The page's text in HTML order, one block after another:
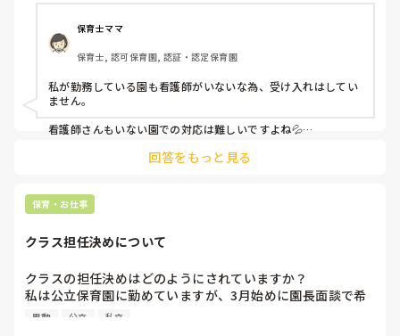
て…。
申し訳ないけど、お断りさせてもらった。
なんで児童発達支援センターに行かないんだろう。行けない
理由があるのかな。
保育士ママ
保育士, 認可保育園, 認証・認定保育園
私が勤務している園も看護師がいないな為、受け入れはしてい
ません。
看護師さんもいない園での対応は難しいですよね💦
お医者さんの言う「集団生活」と保育者が思う「集団生活」の
回答をもっと見る
保育・お仕事
クラス担任決めについて
クラスの担任決めはどのようにされていますか？
私は公立保育園に勤めていますが、3月始めに園長面談で希
望を聞いて、人事異動の通知がきた後に、園長が決定したも
異動 公立 私立